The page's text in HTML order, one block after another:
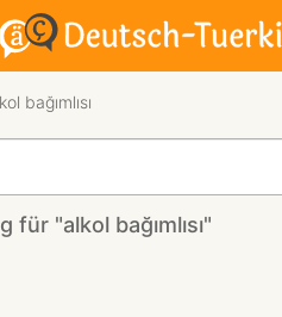
bağımlısı
"alkol bağımlısı"